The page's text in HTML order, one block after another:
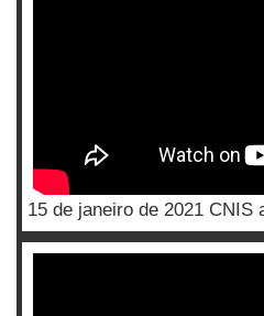
15 de janeiro de 2021 CNIS